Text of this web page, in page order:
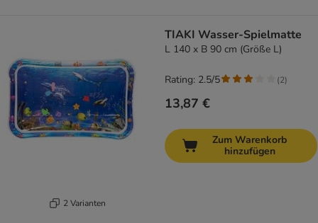
2 Varianten
TIAKI Wasser-Spielmatte
L 140 x B 90 cm (Größe L)
13,87 €
Rating: 2.5/5 (2)
Zum Warenkorb
hinzufügen